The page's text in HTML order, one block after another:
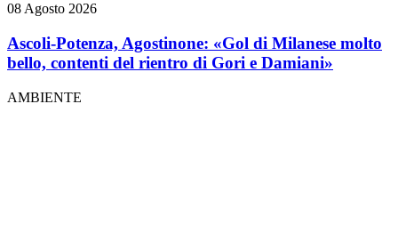
08 Agosto 2026
Ascoli-Potenza, Agostinone: «Gol di Milanese molto
bello, contenti del rientro di Gori e Damiani»
AMBIENTE